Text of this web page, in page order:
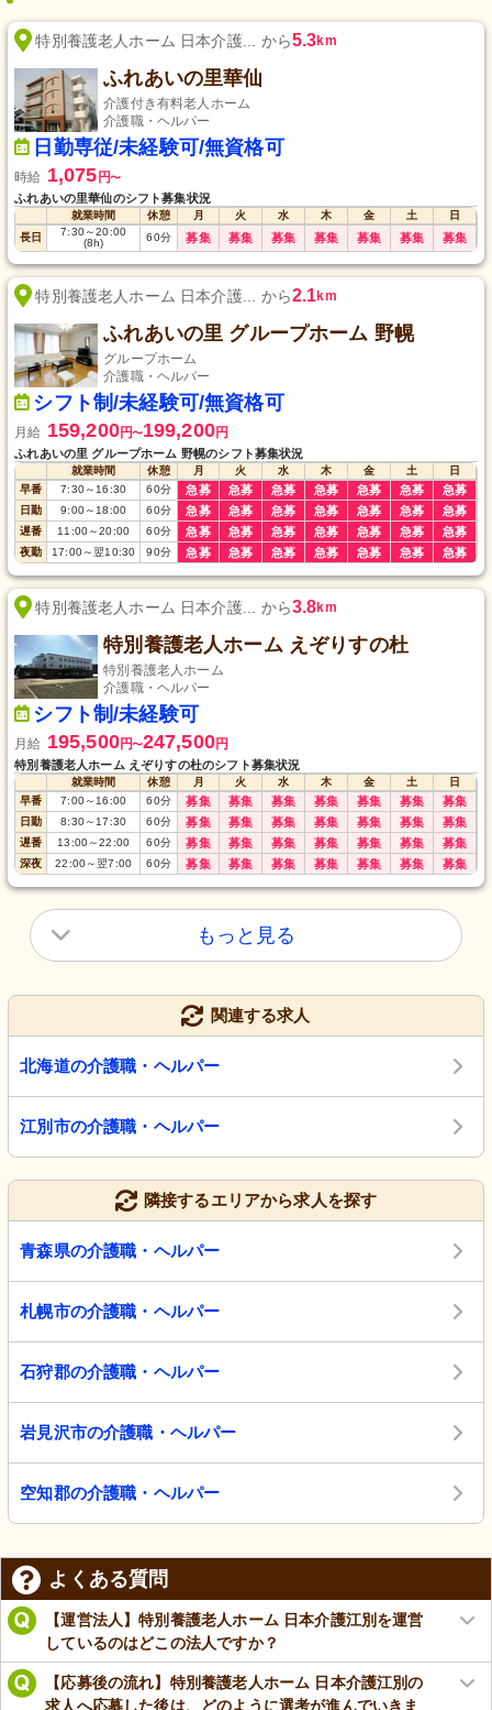
特別養護老人ホーム 日本介護... から5.3km
ふれあいの里華仙
介護付き有料老人ホーム
介護職・ヘルパー
日勤専従/未経験可/無資格可
時給 1,075 円〜
ふれあいの里華仙のシフト募集状況
就業時間 休憩 月 火 水 木 金 土
日
長日
7:30～20:00
(8h)
60分 募集 募集 募集 募集 募集 募集 募集
特別養護老人ホーム 日本介護... から2.1km
ふれあいの里 グループホーム 野幌
グループホーム
介護職・ヘルパー
シフト制/未経験可/無資格可
月給 159,200円〜199,200円
ふれあいの里 グループホーム 野幌のシフト募集状況
就業時間 休憩 月 火 水 木 金 土
日
早番
7:30～16:30 60分 急募 急募 急募 急募 急募 急募 急募
日勤 9:00～18:00 60分 急募 急募 急募 急募 急募 急募 急募
遅番 11:00～20:00 60分 急募 急募 急募 急募 急募 急募 急募
夜勤 17:00～翌10:30 90分 急募 急募 急募 急募 急募 急募 急募
特別養護老人ホーム 日本介護... から3.8km
特別養護老人ホーム えぞりすの杜
特別養護老人ホーム
介護職・ヘルパー
シフト制/未経験可
月給 195,500円〜247,500円
特別養護老人ホーム えぞりすの杜のシフト募集状況
就業時間 休憩 月 火 水 木 金 土
日
早番
7:00～16:00 60分 募集 募集 募集 募集 募集 募集 募集
日勤 8:30～17:30 60分 募集 募集 募集 募集 募集 募集 募集
遅番 13:00～22:00 60分 募集 募集 募集 募集 募集 募集 募集
深夜 22:00～翌7:00 60分 募集 募集 募集 募集 募集 募集 募集
もっと見る
関連する求人
北海道の介護職・ヘルパー
江別市の介護職・ヘルパー
隣接するエリアから求人を探す
青森県の介護職・ヘルパー
札幌市の介護職・ヘルパー
石狩郡の介護職・ヘルパー
岩見沢市の介護職・ヘルパー
空知郡の介護職・ヘルパー
よくある質問
【運営法人】特別養護老人ホーム 日本介護江別を運営
しているのはどこの法人ですか？
【応募後の流れ】特別養護老人ホーム 日本介護江別の
求人へ応募した後は、どのように選考が進んでいきま